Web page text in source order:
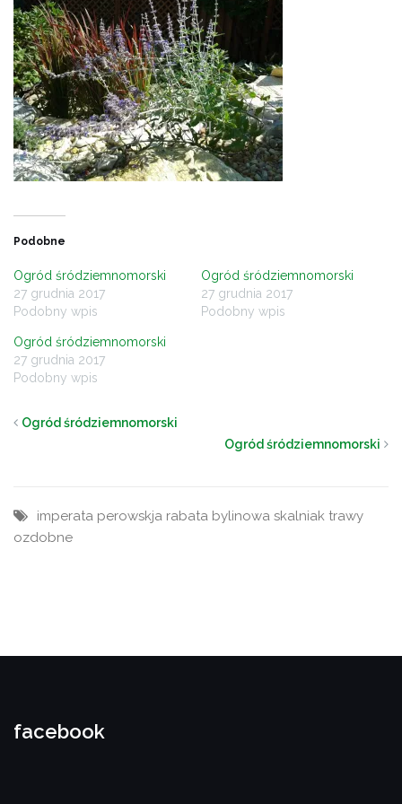
Podobne
Ogród śródziemnomorski
27 grudnia 2017
Podobny wpis
Ogród śródziemnomorski
27 grudnia 2017
Podobny wpis
Ogród śródziemnomorski
27 grudnia 2017
Podobny wpis
Ogród śródziemnomorski
Ogród śródziemnomorski
imperata perowskja rabata bylinowa skalniak trawy
ozdobne
facebook